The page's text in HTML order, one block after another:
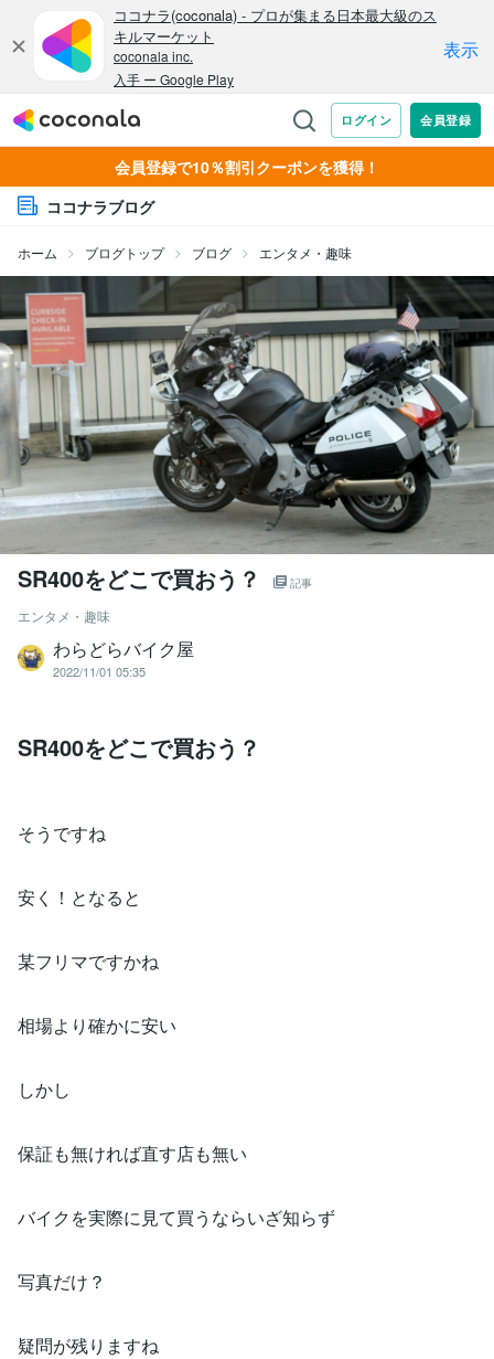
会員登録で10％割引クーポンを獲得！
ココナラブログ
ホーム ブログトップ ブログ エンタメ・趣味
SR400をどこで買おう？ 記事
エンタメ・趣味
わらどらバイク屋
2022/11/01 05:35
SR400をどこで買おう？
そうですね
安く！となると
某フリマですかね
相場より確かに安い
しかし
保証も無ければ直す店も無い
バイクを実際に見て買うならいざ知らず
写真だけ？
疑問が残りますね